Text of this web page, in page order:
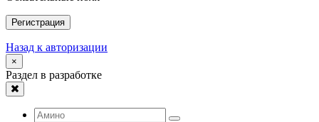
Регистрация
Назад к авторизации
×
Раздел в разработке